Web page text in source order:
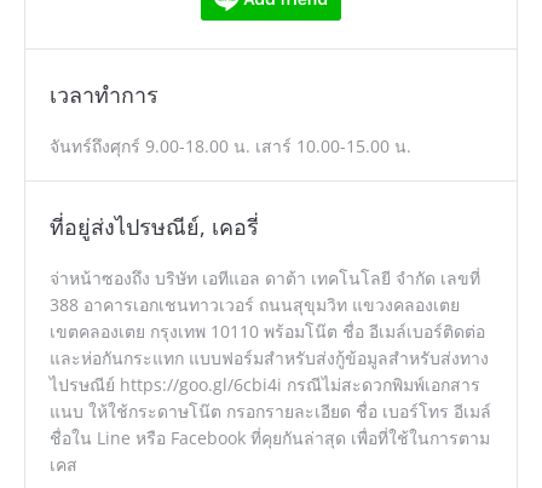
เวลาทำการ
จันทร์ถึงศุกร์ 9.00-18.00 น. เสาร์ 10.00-15.00 น.
ที่อยู่ส่งไปรษณีย์, เคอรี่
จ่าหน้าซองถึง บริษัท เอทีแอล ดาต้า เทคโนโลยี จำกัด เลขที่
388 อาคารเอกเชนทาวเวอร์ ถนนสุขุมวิท แขวงคลองเตย
เขตคลองเตย กรุงเทพ 10110 พร้อมโน๊ต ชื่อ อีเมล์เบอร์ติดต่อ
และห่อกันกระแทก แบบฟอร์มสำหรับส่งกู้ข้อมูลสำหรับส่งทาง
ไปรษณีย์ https://goo.gl/6cbi4i กรณีไม่สะดวกพิมพ์เอกสาร
แนบ ให้ใช้กระดาษโน๊ต กรอกรายละเอียด ชื่อ เบอร์โทร อีเมล์
ชื่อใน Line หรือ Facebook ที่คุยกันล่าสุด เพื่อที่ใช้ในการตาม
เคส